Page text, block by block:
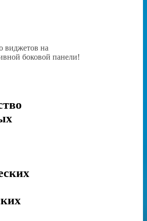
виджетов на
боковой панели!